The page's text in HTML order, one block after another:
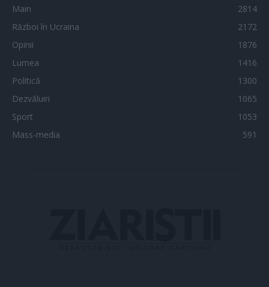
Main
2814
Război în Ucraina
2172
Opinii
1876
Lumea
1416
Politică
1300
Dezvăluiri
1065
Sport
1053
Mass-media
591